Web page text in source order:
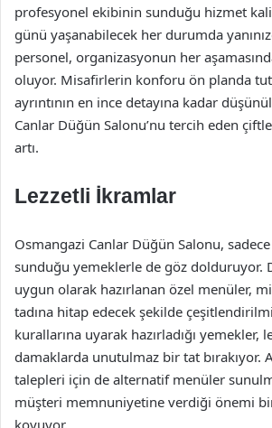
profesyonel ekibinin sunduğu hizmet
günü yaşanabilecek her durumda
personel, organizasyonun her
oluyor. Misafirlerin konforu ön planda
ayrıntının en ince detayına kadar
Canlar Düğün Salonu’nu tercih eden
artı.
Lezzetli İkramlar
Osmangazi Canlar Düğün Salonu,
sunduğu yemeklerle de göz dolduruyor.
uygun olarak hazırlanan özel menüler,
tadına hitap edecek şekilde
kurallarına uyarak hazırladığı yemekler,
damaklarda unutulmaz bir tat bırakıyor.
talepleri için de alternatif menüler
müşteri memnuniyetine verdiği önemi
koyuyor.